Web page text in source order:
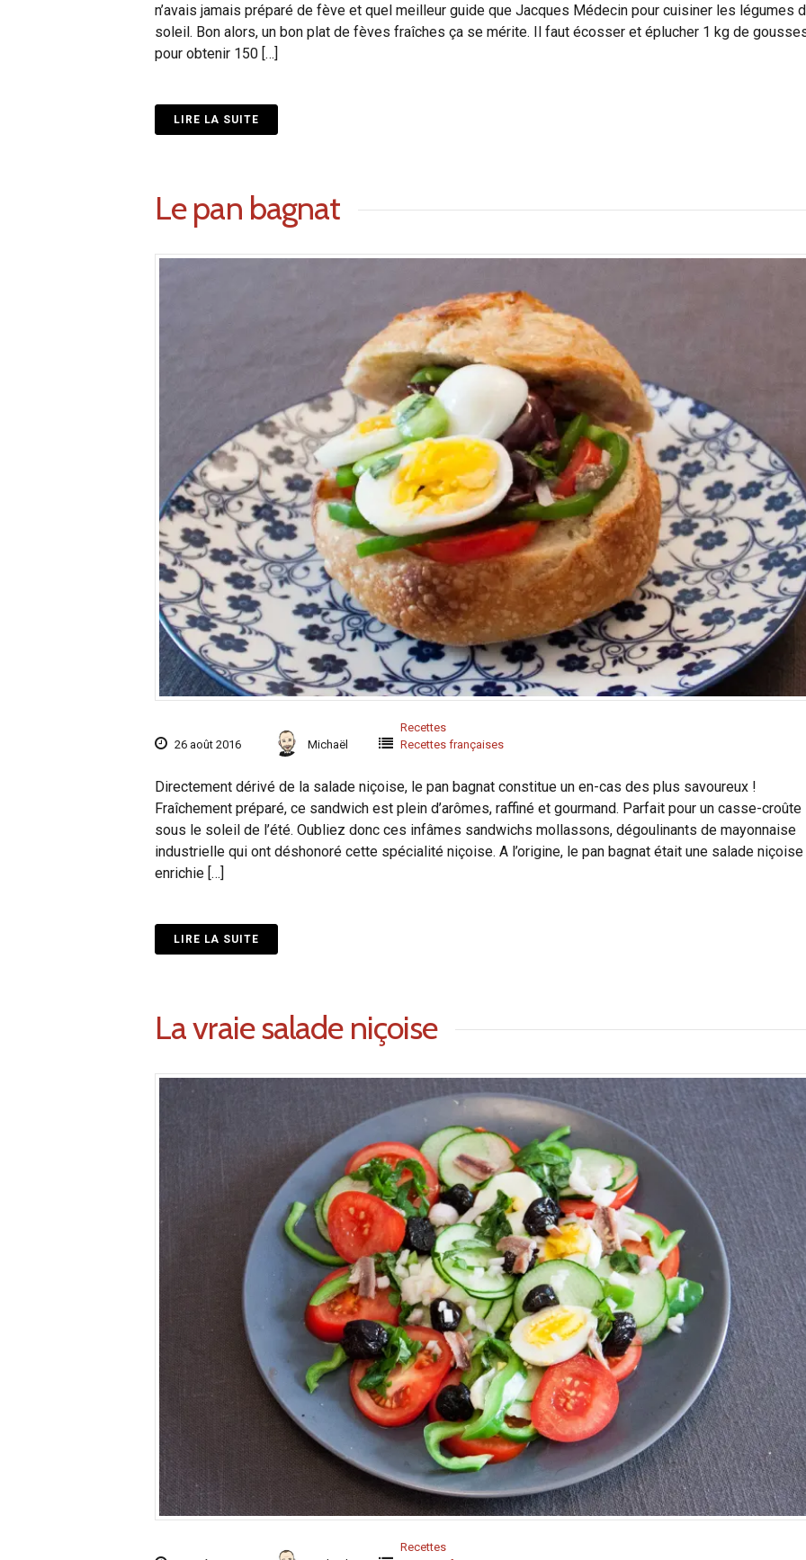
n’avais jamais préparé de fève et quel meilleur guide que Jacques Médecin pour cuisiner les légumes
soleil. Bon alors, un bon plat de fèves fraîches ça se mérite. Il faut écosser et éplucher 1 kg de
pour obtenir 150 […]
LIRE LA SUITE
Le pan bagnat
26 août 2016 Michaël
Recettes
Recettes françaises
Directement dérivé de la salade niçoise, le pan bagnat constitue un en-cas des plus savoureux !
Fraîchement préparé, ce sandwich est plein d’arômes, raffiné et gourmand. Parfait pour un casse-croûte
sous le soleil de l’été. Oubliez donc ces infâmes sandwichs mollassons, dégoulinants de mayonnaise
industrielle qui ont déshonoré cette spécialité niçoise. A l’origine, le pan bagnat était une salade niçoise
enrichie […]
LIRE LA SUITE
La vraie salade niçoise
Recettes